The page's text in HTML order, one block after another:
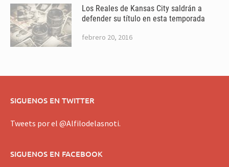
Los Reales de Kansas City saldrán a
defender su título en esta temporada
febrero 20, 2016
SIGUENOS EN TWITTER
Tweets por el @Alfilodelasnoti.
SIGUENOS EN FACEBOOK